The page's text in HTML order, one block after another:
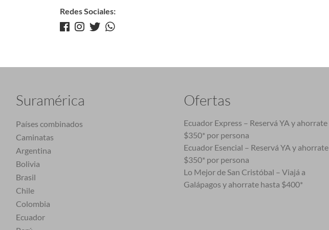
Redes Sociales:
Suramérica
Países combinados
Caminatas
Argentina
Bolivia
Brasil
Chile
Colombia
Ecuador
Ofertas
Ecuador Express – Reservá YA y ahorrate
$350* por persona
Ecuador Esencial – Reservá YA y ahorrate
$350* por persona
Lo Mejor de San Cristóbal – Viajá a
Galápagos y ahorrate hasta $400*